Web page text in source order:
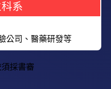
系
公司、醫藥研發等
採書審